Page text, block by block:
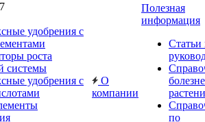
удобрения с
роста
системы
удобрения с
О
компании
Полезная
информация
Статьи
по